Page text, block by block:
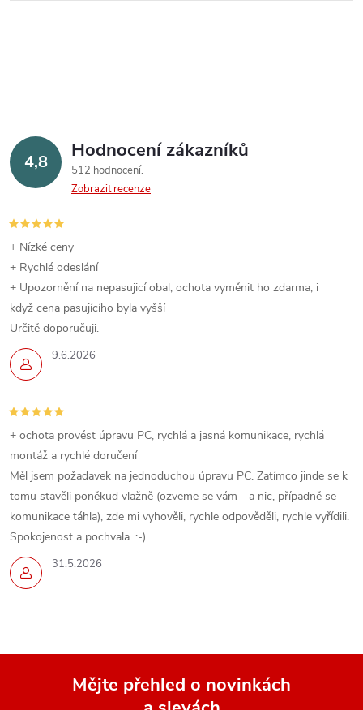
4,8 Hodnocení zákazníků
512 hodnocení
Zobrazit recenze
9.6.2026
+ Nízké ceny
+ Rychlé odeslání
+ Upozornění na nepasujicí obal, ochota vyměnit ho zdarma, i
když cena pasujícího byla vyšší
Určitě doporučuji.
31.5.2026
+ ochota provést úpravu PC, rychlá a jasná komunikace, rychlá
montáž a rychlé doručení
Měl jsem požadavek na jednoduchou úpravu PC. Zatímco jinde se k
tomu stavěli poněkud vlažně (ozveme se vám - a nic, případně se
komunikace táhla), zde mi vyhověli, rychle odpověděli, rychle vyřídili.
Spokojenost a pochvala. :-)
Mějte přehled o novinkách